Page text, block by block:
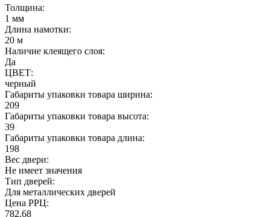
Толщина:
1 мм
Длина намотки:
20 м
Наличие клеящего слоя:
Да
ЦВЕТ:
черный
Габариты упаковки товара ширина:
209
Габариты упаковки товара высота:
39
Габариты упаковки товара длина:
198
Вес двери:
Не имеет значения
Тип дверей:
Для металлических дверей
Цена РРЦ:
782.68